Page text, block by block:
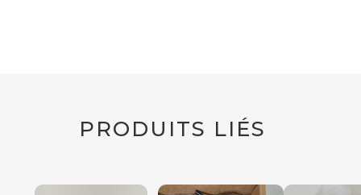
PRODUITS LIÉS